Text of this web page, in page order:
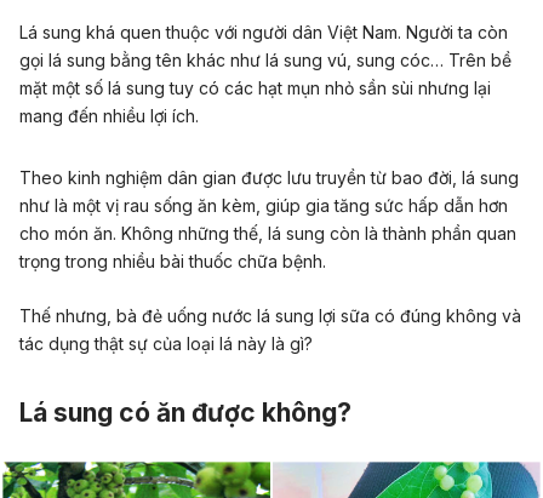
Lá sung khá quen thuộc với người dân Việt Nam. Người ta còn
gọi lá sung bằng tên khác như lá sung vú, sung cóc… Trên bề
mặt một số lá sung tuy có các hạt mụn nhỏ sần sùi nhưng lại
mang đến nhiều lợi ích.
Theo kinh nghiệm dân gian được lưu truyền từ bao đời, lá sung
như là một vị rau sống ăn kèm, giúp gia tăng sức hấp dẫn hơn
cho món ăn. Không những thế, lá sung còn là thành phần quan
trọng trong nhiều bài thuốc chữa bệnh.
Thế nhưng, bà đẻ uống nước lá sung lợi sữa có đúng không và
tác dụng thật sự của loại lá này là gì?
Lá sung có ăn được không?